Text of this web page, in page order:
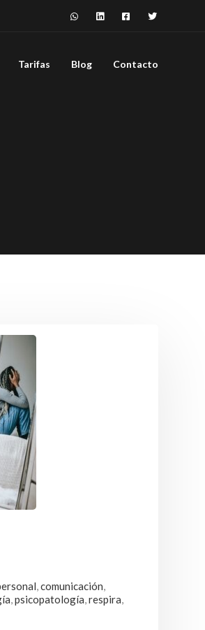
Tarifas Blog Contacto
,comunicación,
,psicopatología,respira,